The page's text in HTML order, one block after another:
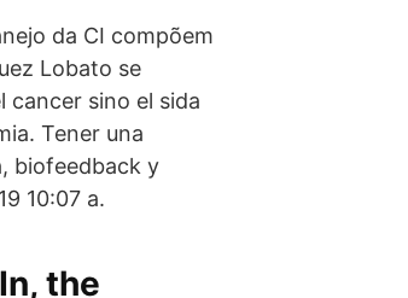
da CI compõem
Lobato se
cancer sino el sida
Tener una
biofeedback y
10:07 a.
the